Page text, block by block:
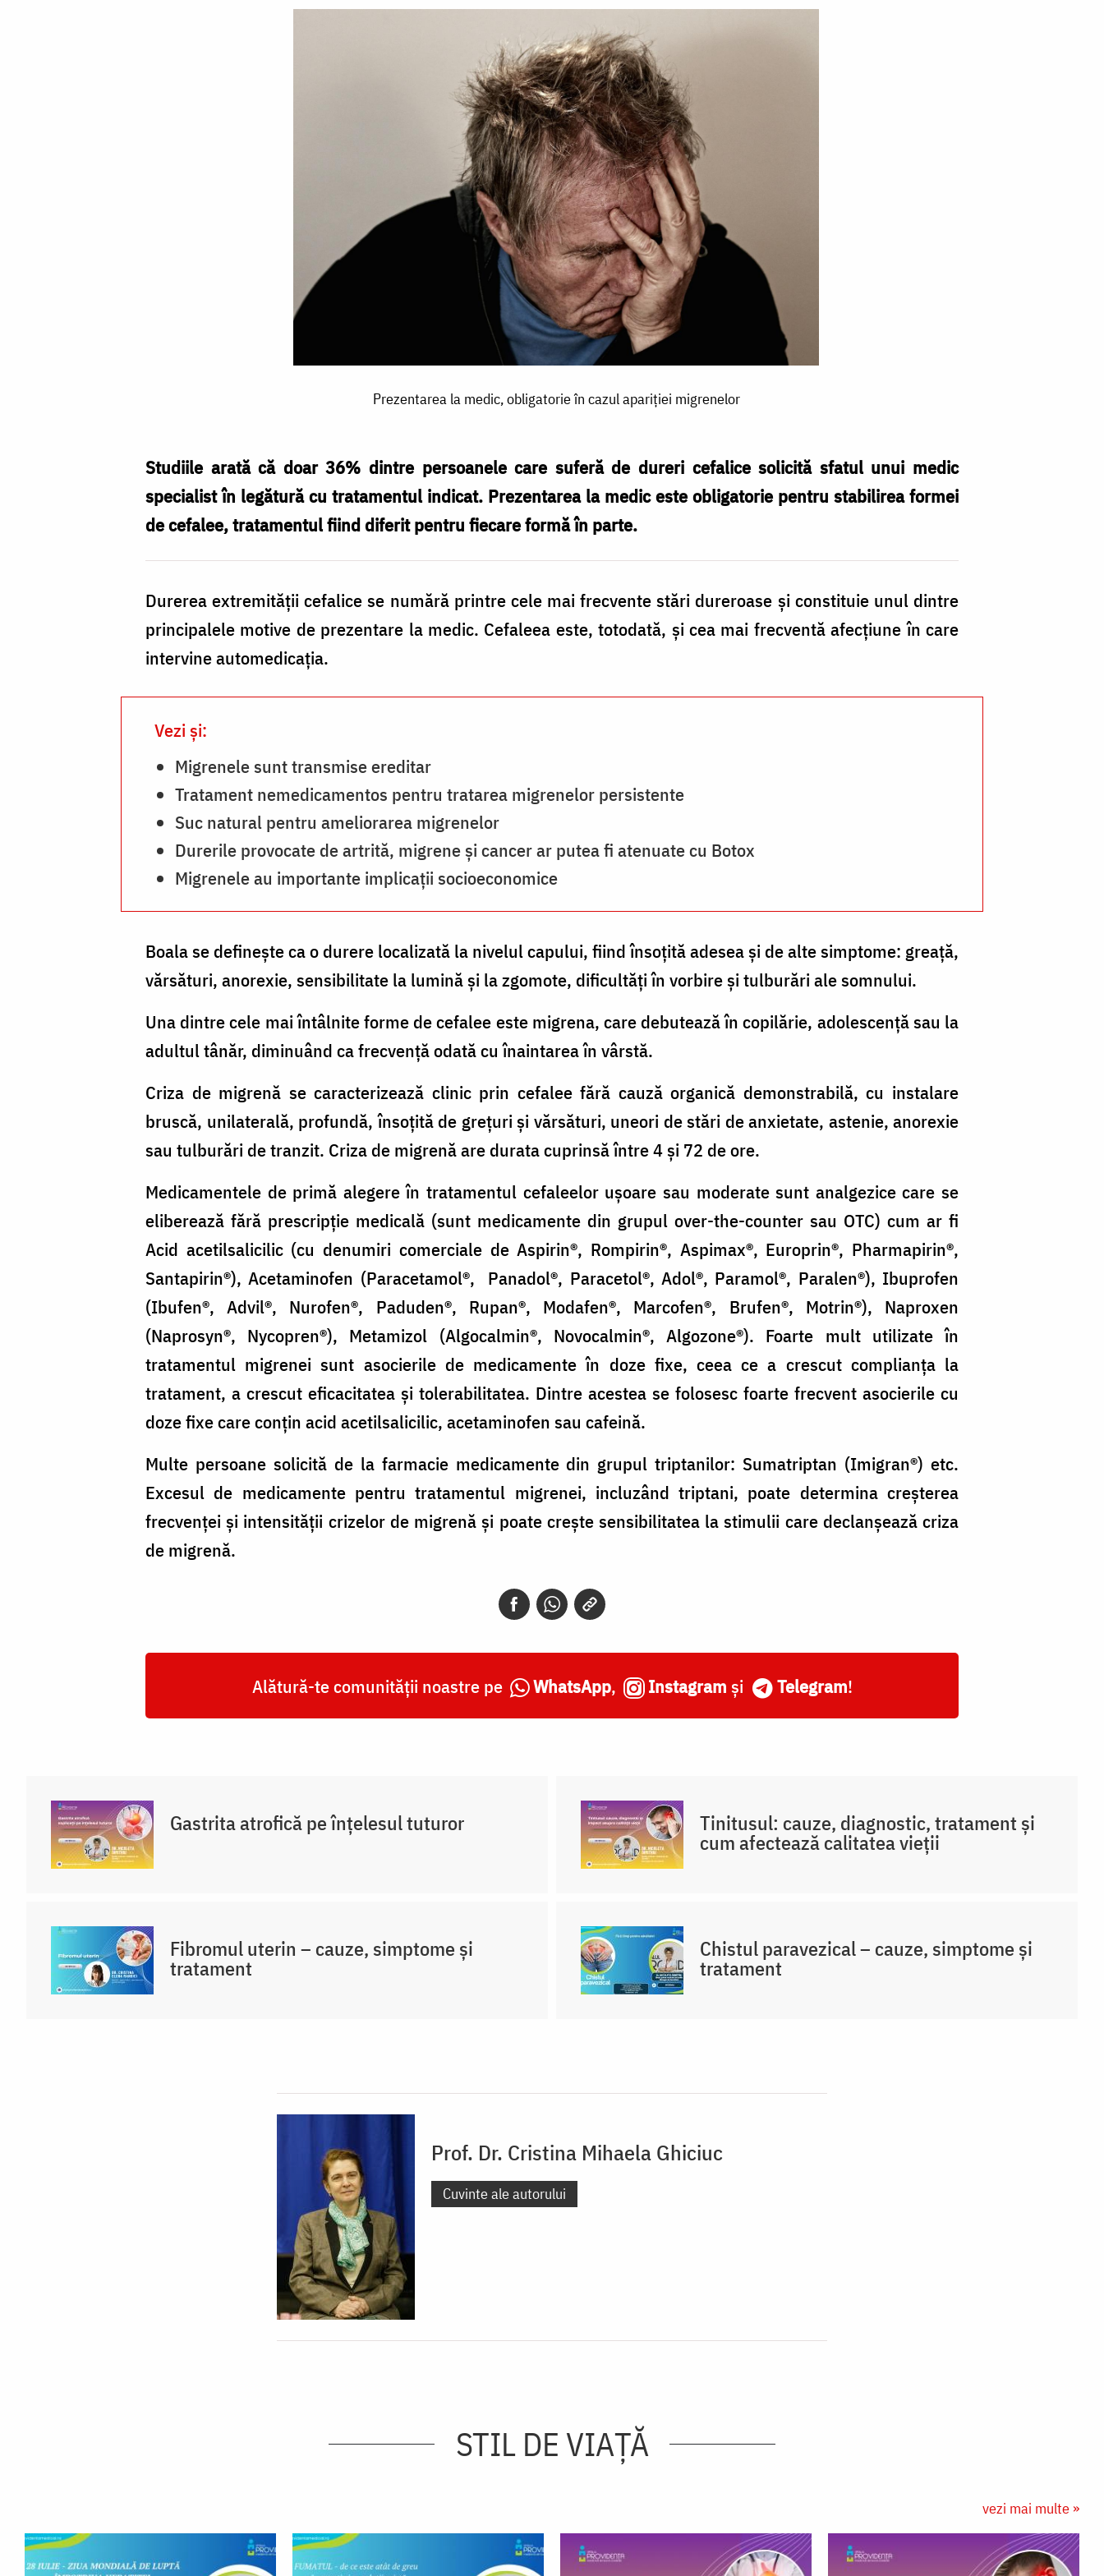
Prezentarea la medic, obligatorie în cazul apariţiei migrenelor
Studiile arată că doar 36% dintre persoanele care suferă de dureri cefalice solicită sfatul unui medic
specialist în legătură cu tratamentul indicat. Prezentarea la medic este obligatorie pentru stabilirea formei
de cefalee, tratamentul fiind diferit pentru fiecare formă în parte.
Durerea extremităţii cefalice se numără printre cele mai frecvente stări dureroase şi constituie unul dintre
principalele motive de prezentare la medic. Cefaleea este, totodată, şi cea mai frecventă afecţiune în care
intervine automedicaţia.
Vezi și:
Migrenele sunt transmise ereditar
Tratament nemedicamentos pentru tratarea migrenelor persistente
Suc natural pentru ameliorarea migrenelor
Durerile provocate de artrită, migrene şi cancer ar putea fi atenuate cu Botox
Migrenele au importante implicaţii socioeconomice
Boala se defineşte ca o durere localizată la nivelul capului, fiind însoţită adesea şi de alte simptome: greaţă,
vărsături, anorexie, sensibilitate la lumină şi la zgomote, dificultăţi în vorbire şi tulburări ale somnului.
Una dintre cele mai întâlnite forme de cefalee este migrena, care debutează în copilărie, adolescenţă sau la
adultul tânăr, diminuând ca frecvenţă odată cu înaintarea în vârstă.
Criza de migrenă se caracterizează clinic prin cefalee fără cauză organică demonstrabilă, cu instalare
bruscă, unilaterală, profundă, însoţită de greţuri şi vărsături, uneori de stări de anxietate, astenie, anorexie
sau tulburări de tranzit. Criza de migrenă are durata cuprinsă între 4 şi 72 de ore.
Medicamentele de primă alegere în tratamentul cefaleelor uşoare sau moderate sunt analgezice care se
eliberează fără prescripţie medicală (sunt medicamente din grupul over-the-counter sau OTC) cum ar fi
Acid acetilsalicilic (cu denumiri comerciale de Aspirin®, Rompirin®, Aspimax®, Europrin®, Pharmapirin®,
Santapirin®), Acetaminofen (Paracetamol®, Panadol®, Paracetol®, Adol®, Paramol®, Paralen®), Ibuprofen
(Ibufen®, Advil®, Nurofen®, Paduden®, Rupan®, Modafen®, Marcofen®, Brufen®, Motrin®), Naproxen
(Naprosyn®, Nycopren®), Metamizol (Algocalmin®, Novocalmin®, Algozone®). Foarte mult utilizate în
tratamentul migrenei sunt asocierile de medicamente în doze fixe, ceea ce a crescut complianţa la
tratament, a crescut eficacitatea şi tolerabilitatea. Dintre acestea se folosesc foarte frecvent asocierile cu
doze fixe care conţin acid acetilsalicilic, acetaminofen sau cafeină.
Multe persoane solicită de la farmacie medicamente din grupul triptanilor: Sumatriptan (Imigran®) etc.
Excesul de medicamente pentru tratamentul migrenei, incluzând triptani, poate determina creşterea
frecvenţei şi intensităţii crizelor de migrenă şi poate creşte sensibilitatea la stimulii care declanşează criza
de migrenă.
Alătură-te comunității noastre pe WhatsApp, Instagram și Telegram!
Gastrita atrofică pe înțelesul tuturor Tinitusul: cauze, diagnostic, tratament și
cum afectează calitatea vieții
Fibromul uterin – cauze, simptome și
tratament
Chistul paravezical – cauze, simptome și
tratament
Prof. Dr. Cristina Mihaela Ghiciuc
Cuvinte ale autorului
STIL DE VIAŢĂ
vezi mai multe »